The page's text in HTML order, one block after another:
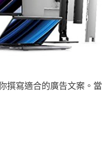
撰寫適合的廣告文案。當